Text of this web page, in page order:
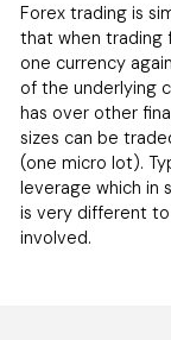
Forex trading is
that when trading
one currency
of the underlying
has over other
sizes can be
(one micro lot).
leverage which in
is very different
involved.